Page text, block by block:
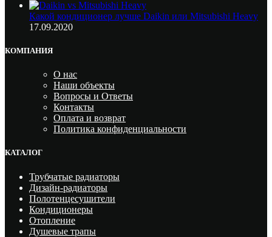
Какой кондиционер лучше Daikin или Mitsubishi Heavy
17.09.2020
КОМПАНИЯ
О нас
Наши объекты
Вопросы и Ответы
Контакты
Оплата и возврат
Политика конфиденциальности
КАТАЛОГ
Трубчатые радиаторы
Дизайн-радиаторы
Полотенцесушители
Кондиционеры
Отопление
Душевые трапы